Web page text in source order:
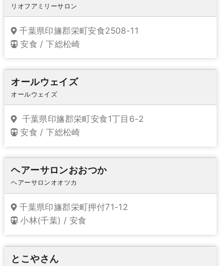
リオフアミリーサロン
千葉県印旛郡栄町安食2508-11
安食 / 下総松崎
オールウェイズ
オールウェイズ
千葉県印旛郡栄町安食1丁目6-2
安食 / 下総松崎
ヘアーサロンおおつか
ヘアーサロンオオツカ
千葉県印旛郡栄町押付71-12
小林(千葉) / 安食
とこやさん